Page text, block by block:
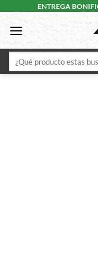
content
ENTREGA
Buscar
por: